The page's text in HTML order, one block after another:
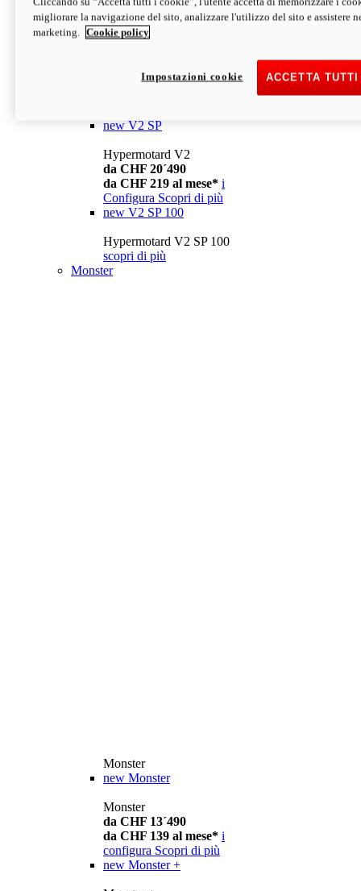
da CHF 13´990
Configura Scopri di più
newV2
da CHF 15´990
new V2 SP
Hypermotard V2
da CHF 20´490
da CHF 219 al mese* i
Configura Scopri di più
new V2 SP 100
Hypermotard V2 SP 100
scopri di più
Monster
Monster
new Monster
Monster
da CHF 13´490
da CHF 139 al mese* i
configura Scopri di più
new Monster +
migliorare la navigazione del sito, analizzare l'utilizzo del sito e assistere
marketing.
Cookie policy
ACCETTA
Impostazioni cookie